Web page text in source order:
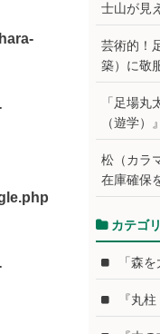
士山が見
芸術的！
築）に敬
「足場
（遊学
松（カラ
在庫確保
カテゴリ
「森
『丸